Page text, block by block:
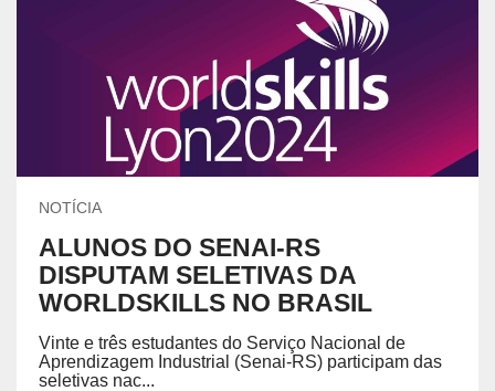
NOTÍCIA
ALUNOS DO SENAI-RS
DISPUTAM SELETIVAS DA
WORLDSKILLS NO BRASIL
Vinte e três estudantes do Serviço Nacional de
Aprendizagem Industrial (Senai-RS) participam das
seletivas nac...